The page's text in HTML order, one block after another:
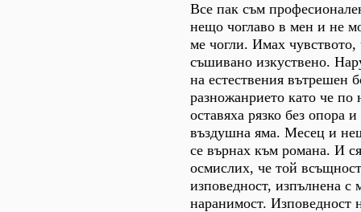
Все пак съм
нещо чоглаво в мен и не
ме чогли. Имах
съшивано изкуствено.
на естествения вътрешен
разножанрието като че по
оставяха рязко без опора
въздушна яма. Месец и
се върнах към романа. И
осмислих, че той
изповедност, изпълнена с
наранимост. Изповедност